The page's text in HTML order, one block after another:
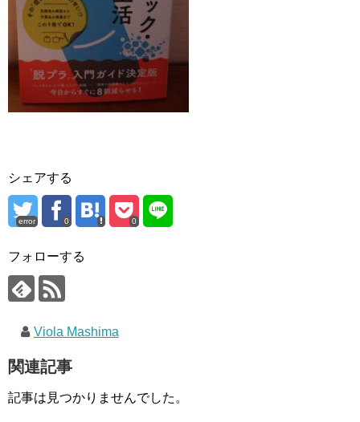
シェアする
error 0 0
フォローする
Viola Mashima
関連記事
記事は見つかりませんでした。